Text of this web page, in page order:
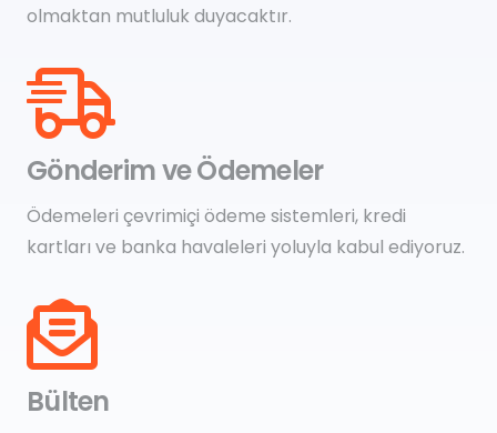
olmaktan mutluluk duyacaktır.
Gönderim ve Ödemeler
Ödemeleri çevrimiçi ödeme sistemleri, kredi
kartları ve banka havaleleri yoluyla kabul ediyoruz.
Bülten